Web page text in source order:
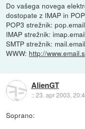
Do vašega novega
dostopate z IMAP in
POP3 strežnik:
IMAP strežnik:
SMTP strežnik:
WWW: http://
AlienGT
::23. apr 2003,
Soprano: